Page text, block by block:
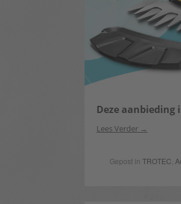
Deze aanbieding
Lees Verder
Gepost inTROTEC